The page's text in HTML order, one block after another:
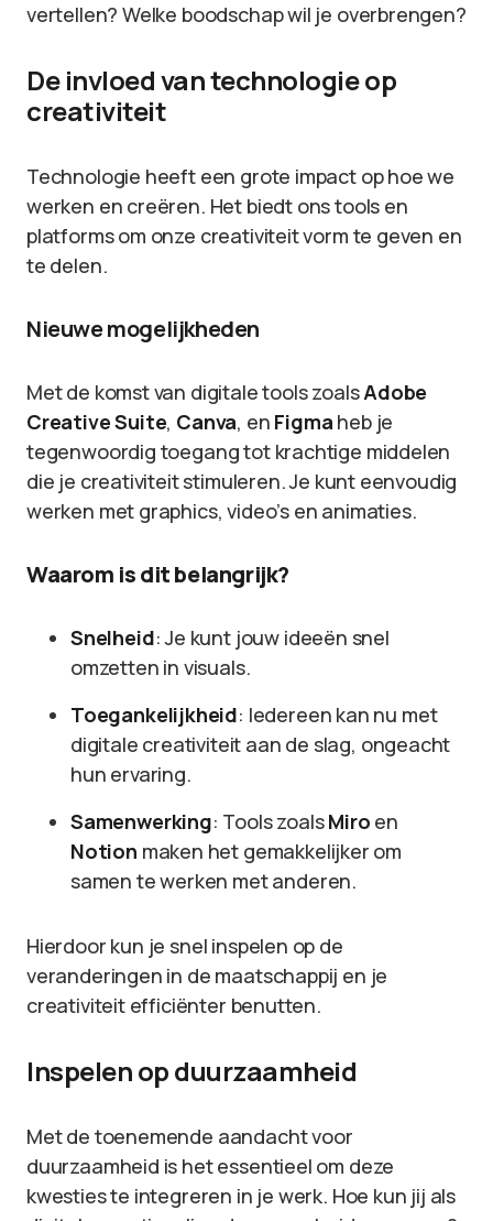
vertellen? Welke boodschap wil je overbrengen?
De invloed van technologie op
creativiteit
Technologie heeft een grote impact op hoe we
werken en creëren. Het biedt ons tools en
platforms om onze creativiteit vorm te geven en
te delen.
Nieuwe mogelijkheden
Met de komst van digitale tools zoalsAdobe
Creative Suite, Canva, en Figma heb je
tegenwoordig toegang tot krachtige middelen
die je creativiteit stimuleren. Je kunt eenvoudig
werken met graphics, video’s en animaties.
Waarom is dit belangrijk?
Snelheid: Je kunt jouw ideeën snel
omzetten in visuals.
Toegankelijkheid: Iedereen kan nu met
digitale creativiteit aan de slag, ongeacht
hun ervaring.
Samenwerking: Tools zoalsMiro en
Notion maken het gemakkelijker om
samen te werken met anderen.
Hierdoor kun je snel inspelen op de
veranderingen in de maatschappij en je
creativiteit efficiënter benutten.
Inspelen op duurzaamheid
Met de toenemende aandacht voor
duurzaamheid is het essentieel om deze
kwesties te integreren in je werk. Hoe kun jij als